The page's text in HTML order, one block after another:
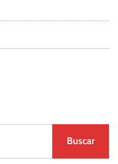
Buscar